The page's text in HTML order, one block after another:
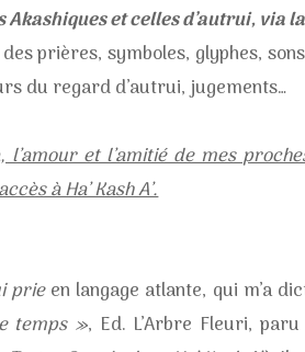
et celles d’autrui, via la
prières, symboles, glyphes,
du regard d’autrui, jugements…
et l’amitié de mes
à Ha’ Kash A’.
prieen langage atlante, qui m’a
temps », Ed. L’Arbre Fleuri,